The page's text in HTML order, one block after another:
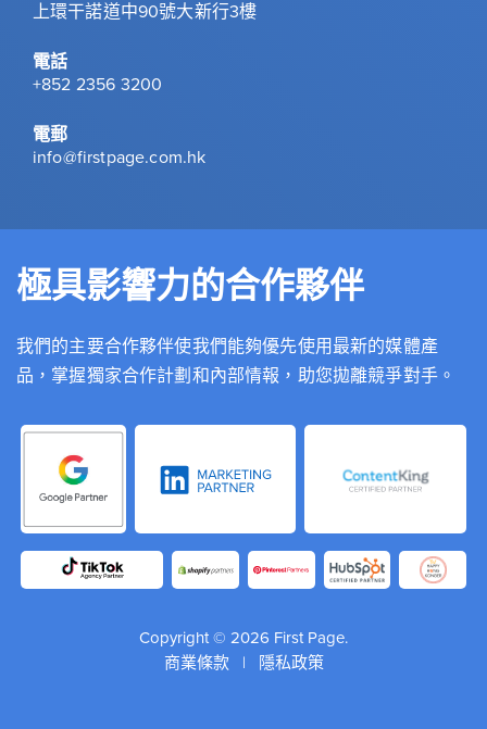
上環干諾道中90號大新行3樓
電話
+852 2356 3200
電郵
info@firstpage.com.hk
極具影響力的合作夥伴
我們的主要合作夥伴使我們能夠優先使用最新的媒體產
品，掌握獨家合作計劃和內部情報，助您拋離競爭對手。
Copyright © 2026 First Page.
商業條款
| 隱私政策